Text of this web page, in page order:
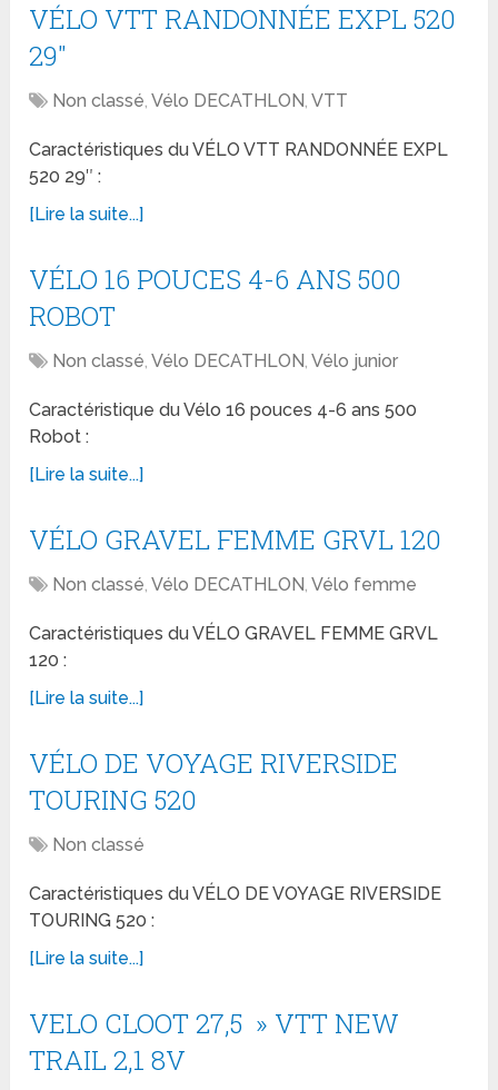
VÉLO VTT RANDONNÉE EXPL 520
29″
Non classé,Vélo DECATHLON,VTT
Caractéristiques du VÉLO VTT RANDONNÉE EXPL
520 29″ :
[Lire la suite...]
VÉLO 16 POUCES 4-6 ANS 500
ROBOT
Non classé,Vélo DECATHLON,Vélo junior
Caractéristique du Vélo 16 pouces 4-6 ans 500
Robot :
[Lire la suite...]
VÉLO GRAVEL FEMME GRVL 120
Non classé,Vélo DECATHLON,Vélo femme
Caractéristiques du VÉLO GRAVEL FEMME GRVL
120 :
[Lire la suite...]
VÉLO DE VOYAGE RIVERSIDE
TOURING 520
Non classé
Caractéristiques du VÉLO DE VOYAGE RIVERSIDE
TOURING 520 :
[Lire la suite...]
VELO CLOOT 27,5 » VTT NEW
TRAIL 2,1 8V